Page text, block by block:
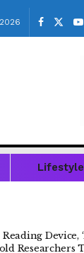
Lifestyle